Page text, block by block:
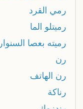
رمي القرد
رميتلو الما
رميته بعصا السنوار
رن
رن الهاتف
رناكة